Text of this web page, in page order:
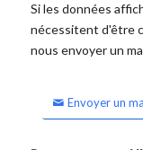
Si les données
nécessitent d'être
nous envoyer un
Envoyer un